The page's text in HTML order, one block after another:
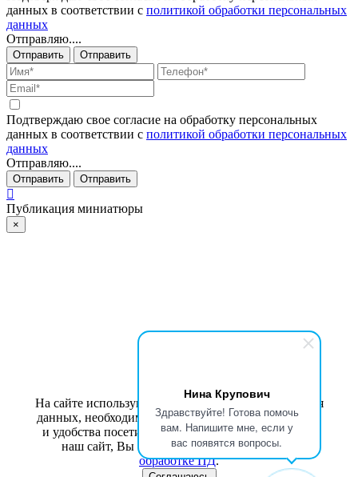
Нина Крупович
Здравствуйте! Готова помочь
вам. Напишите мне, если у
вас появятся вопросы.
данных в соответствии с политикой обработки персональных
данных
Отправляю....
Отправить Отправить
Подтверждаю свое согласие на обработку персональных
данных в соответствии с политикой обработки персональных
данных
Отправляю....
Отправить Отправить
Публикация миниатюры
×
На сайте используются cookies для сбора и хранения
данных, необходимых для корректной работы сайта
и удобства посетителей. Продолжая использовать
наш сайт, Вы соглашаетесь сполитикой по
обработке ПД.